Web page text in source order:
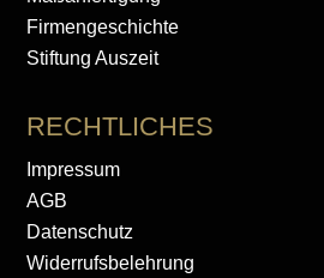
Firmengeschichte
Stiftung Auszeit
RECHTLICHES
Impressum
AGB
Datenschutz
Widerrufsbelehrung